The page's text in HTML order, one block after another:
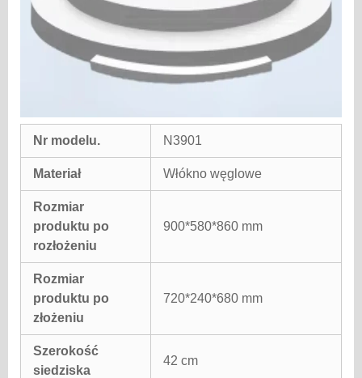
Nr modelu. N3901
Materiał Włókno węglowe
Rozmiar
produktu po
rozłożeniu
900*580*860 mm
Rozmiar
produktu po
złożeniu
720*240*680 mm
Szerokość
siedziska
42 cm